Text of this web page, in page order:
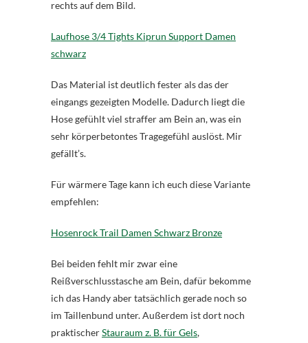
rechts auf dem Bild.
Laufhose 3/4 Tights Kiprun Support Damen
schwarz
Das Material ist deutlich fester als das der
eingangs gezeigten Modelle. Dadurch liegt die
Hose gefühlt viel straffer am Bein an, was ein
sehr körperbetontes Tragegefühl auslöst. Mir
gefällt’s.
Für wärmere Tage kann ich euch diese Variante
empfehlen:
Hosenrock Trail Damen Schwarz Bronze
Bei beiden fehlt mir zwar eine
Reißverschlusstasche am Bein, dafür bekomme
ich das Handy aber tatsächlich gerade noch so
im Taillenbund unter. Außerdem ist dort noch
praktischerStauraum z. B. für Gels,